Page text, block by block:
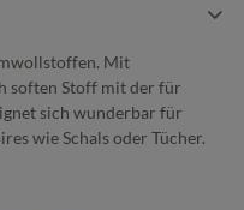
Mit
soften Stoff mit der für
sich wunderbar für
wie Schals oder Tücher.